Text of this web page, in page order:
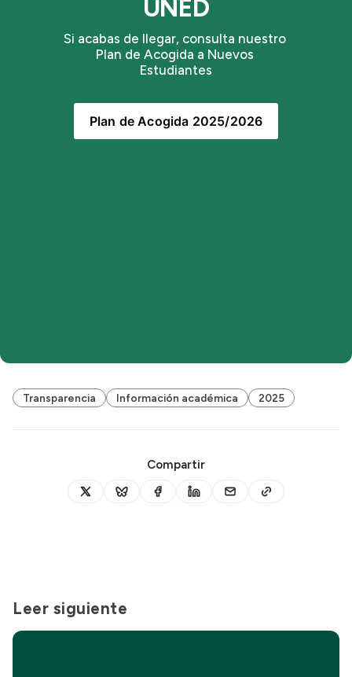
UNED
Si acabas de llegar, consulta nuestro
Plan de Acogida a Nuevos
Estudiantes
Plan de Acogida 2025/2026
Transparencia Información académica 2025
Compartir
Leer siguiente